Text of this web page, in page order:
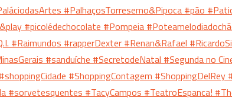
#PalhaçosTorresemo&Pipoca #pão
#picolédechocolate #Pompeia
#Raimundos #rapperDexter #Renan&Rafael
#sanduíche #SecretodeNatal #Segunda no
#shoppingCidade #ShoppingContagem #ShoppingDelRey
#sorvetesquentes #TacyCampos #TeatroEspanca!